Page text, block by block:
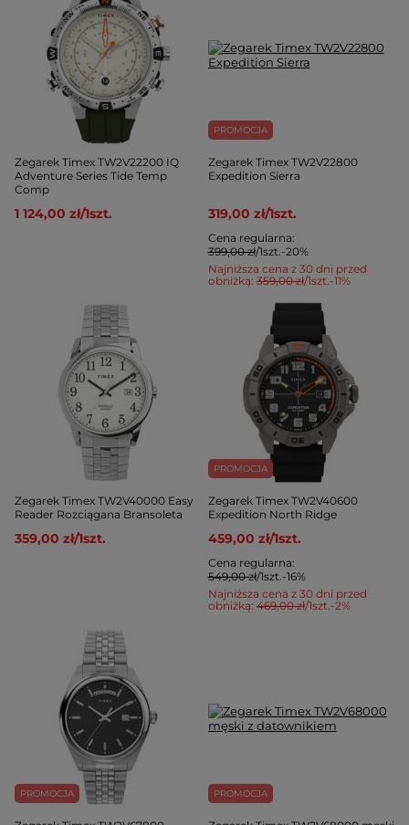
Zegarek Timex TW2V22200 IQ
Adventure Series Tide Temp
Comp
1 124,00 zł/1szt.
PROMOCJA
Zegarek Timex TW2V22800
Expedition Sierra
319,00 zł/1szt.
Najniższa cena z 30 dni przed
obniżką:359,00 zł/1szt.-11%
Cena regularna:
399,00 zł/1szt.-20%
Zegarek Timex TW2V40000 Easy
Reader Rozciągana Bransoleta
359,00 zł/1szt.
PROMOCJA
Zegarek Timex TW2V40600
Expedition North Ridge
459,00 zł/1szt.
Najniższa cena z 30 dni przed
obniżką:469,00 zł/1szt.-2%
Cena regularna:
549,00 zł/1szt.-16%
PROMOCJA PROMOCJA